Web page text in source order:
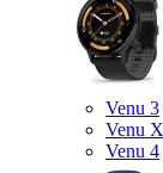
Venu 3
Venu
Venu 4